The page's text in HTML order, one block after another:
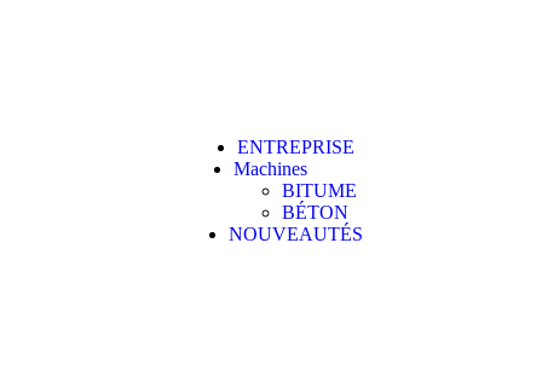
ENTREPRISE
Machines
BITUME
BÉTON
NOUVEAUTÉS